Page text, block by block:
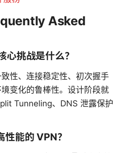
Asked
心挑战是什么？
性、连接稳定性、初次握手
变化的鲁棒性。设计阶段就
Tunneling、DNS 泄露保护
能的 VPN？